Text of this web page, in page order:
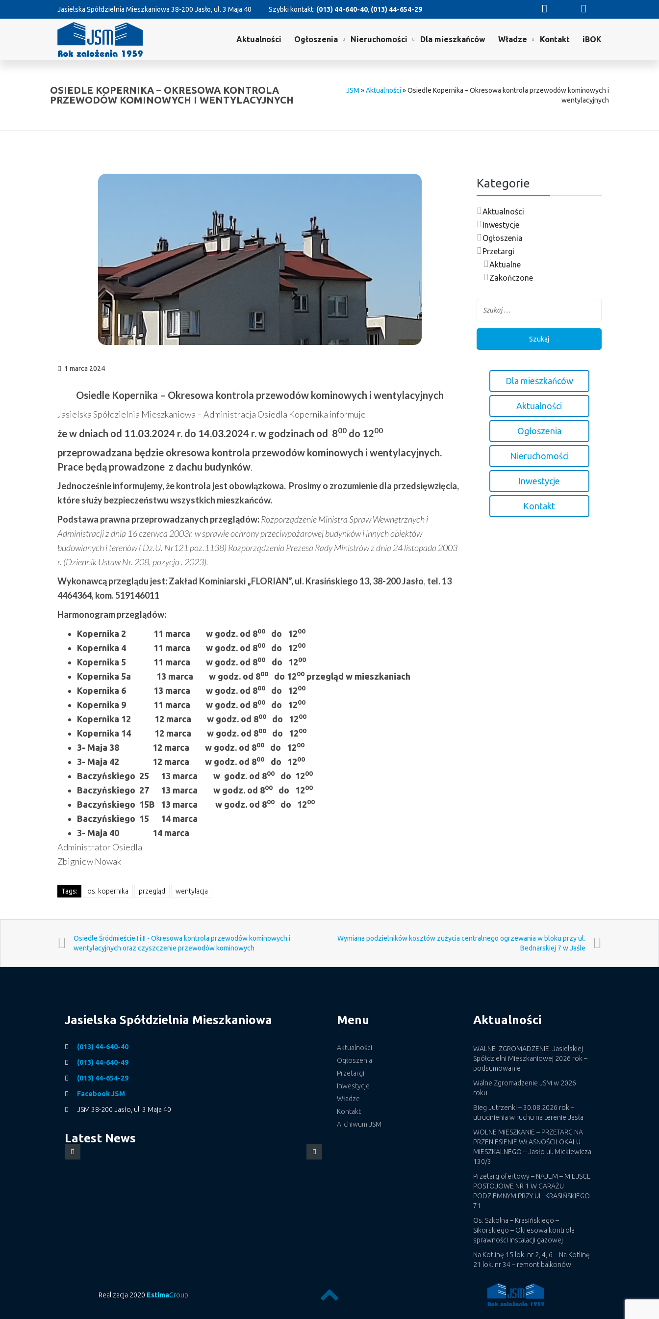
Jasielska Spółdzielnia Mieszkaniowa 38-200 Jasło, ul. 3 Maja 40 Szybki kontakt: (013) 44-640-40, (013) 44-654-29
Aktualności Ogłoszenia Nieruchomości Dla mieszkańców Władze Kontakt iBOK
OSIEDLE KOPERNIKA – OKRESOWA KONTROLA
PRZEWODÓW KOMINOWYCH I WENTYLACYJNYCH
JSM »Aktualności»Osiedle Kopernika – Okresowa kontrola przewodów kominowych i
wentylacyjnych
1 marca 2024
Osiedle Kopernika – Okresowa kontrola przewodów kominowych i wentylacyjnych
Jasielska Spółdzielnia Mieszkaniowa – Administracja Osiedla Kopernika informuje
że w dniach od 11.03.2024 r. do 14.03.2024 r. w godzinach od 800 do 1200
przeprowadzana będzie okresowa kontrola przewodów kominowych i wentylacyjnych.
Prace będą prowadzone z dachu budynków
Jednocześnie informujemy, że kontrola jest obowiązkowa. Prosimy o zrozumienie dla przedsięwzięcia,
które służy bezpieczeństwu wszystkich mieszkańców.
Podstawa prawna przeprowadzanych przeglądów:Rozporządzenie Ministra Spraw Wewnętrznych i
Administracji z dnia 16 czerwca 2003r. w sprawie ochrony przeciwpożarowej budynków i innych obiektów
budowlanych i terenów ( Dz.U. Nr121 poz.1138) Rozporządzenia Prezesa Rady Ministrów z dnia 24 listopada 2003
r. (Dziennik Ustaw Nr. 208, pozycja . 2023).
Wykonawcą przeglądu jest: Zakład Kominiarski „FLORIAN”, ul. Krasińskiego 13, 38-200 Jasło, tel. 13
4464364, kom. 519146011
Harmonogram przeglądów:
Kopernika 2 11 marca w godz. od 800 do 1200
Kopernika 4 11 marca w godz. od 800 do 1200
Kopernika 5 11 marca w godz. od 800 do 1200
Kopernika 5a 13 marca w godz. od 800 do 1200 przegląd w mieszkaniach
Kopernika 6 13 marca w godz. od 800 do 1200
Kopernika 9 11 marca w godz. od 800 do 1200
Kopernika 12 12 marca w godz. od 800 do 1200
Kopernika 14 12 marca w godz. od 800 do 1200
3- Maja 38 12 marca w godz. od 800 do 1200
3- Maja 42 12 marca w godz. od 800 do 1200
Baczyńskiego 25 13 marca w godz. od 800 do 1200
Baczyńskiego 27 13 marca w godz. od 800 do 1200
Baczyńskiego 15B 13 marca w godz. od 800 do 1200
Baczyńskiego 15 14 marca
3- Maja 40 14 marca
Administrator Osiedla
Zbigniew Nowak
Tags: os. kopernika przegląd wentylacja
Kategorie
Aktualności
Inwestycje
Ogłoszenia
Przetargi
Aktualne
Zakończone
Dla mieszkańców
Aktualności
Ogłoszenia
Nieruchomości
Inwestycje
Kontakt
Osiedle Śródmieście I i II - Okresowa kontrola przewodów kominowych i
wentylacyjnych oraz czyszczenie przewodów kominowych
Wymiana podzielników kosztów zużycia centralnego ogrzewania w bloku przy ul.
Bednarskiej 7 w Jaśle
Jasielska Spółdzielnia Mieszkaniowa
(013) 44-640-40
(013) 44-640-49
(013) 44-654-29
Facebook JSM
JSM 38-200 Jasło, ul. 3 Maja 40
Latest News
Menu
Aktualności
Ogłoszenia
Przetargi
Inwestycje
Władze
Kontakt
Archiwum JSM
Aktualności
WALNE ZGROMADZENIE Jasielskiej
Spółdzielni Mieszkaniowej 2026 rok –
podsumowanie
Walne Zgromadzenie JSM w 2026
roku
Bieg Jutrzenki – 30.08.2026 rok –
utrudnienia w ruchu na terenie Jasła
WOLNE MIESZKANIE – PRZETARG NA
PRZENIESIENIE WŁASNOŚCILOKALU
MIESZKALNEGO – Jasło ul. Mickiewicza
130/3
Przetarg ofertowy – NAJEM – MIEJSCE
POSTOJOWE NR 1 W GARAŻU
PODZIEMNYM PRZY UL. KRASIŃSKIEGO
71
Os. Szkolna – Krasińskiego –
Sikorskiego – Okresowa kontrola
sprawności instalacji gazowej
Na Kotlinę 15 lok. nr 2, 4, 6 – Na Kotlinę
21 lok. nr 34 – remont balkonów
Realizacja 2020 EstimaGroup